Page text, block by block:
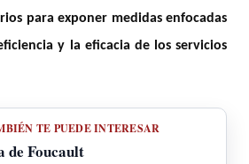
para exponer medidas enfocadas
y la eficacia de los servicios
TE PUEDE INTERESAR
de Foucault